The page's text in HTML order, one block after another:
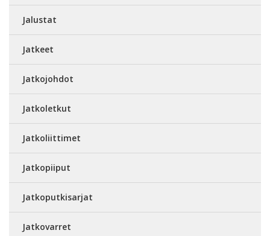
Jalustat
Jatkeet
Jatkojohdot
Jatkoletkut
Jatkoliittimet
Jatkopiiput
Jatkoputkisarjat
Jatkovarret